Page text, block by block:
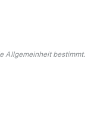
Allgemeinheit bestimmt.